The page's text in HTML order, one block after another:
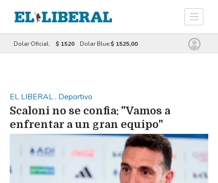
Dolar Oficial: $ 1520 Dolar Blue:$ 1525,00
EL LIBERAL. Deportivo
Scaloni no se confia: "Vamos a
enfrentar a un gran equipo"